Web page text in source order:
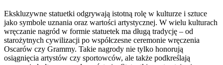
Ekskluzywne statuetki odgrywają istotną rolę w kulturze i sztuce
jako symbole uznania oraz wartości artystycznej. W wielu kulturach
wręczanie nagród w formie statuetek ma długą tradycję – od
starożytnych cywilizacji po współczesne ceremonie wręczenia
Oscarów czy Grammy. Takie nagrody nie tylko honorują
osiągnięcia artystów czy sportowców, ale także podkreślają